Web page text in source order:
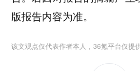
版报告内容为准。
该文观点仅代表作者本人，36氪平台仅提